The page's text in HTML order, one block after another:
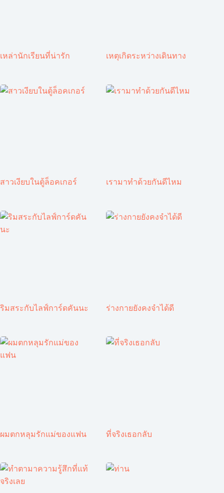
เหล่านักเรียนที่น่ารัก เหตุเกิดระหว่างเดินทาง
สาวเงียบในตู้ล็อคเกอร์ เรามาทำด้วยกันดีไหม
ริมสระกับไลฟ์การ์ดคันนะ ร่างกายยังคงจำได้ดี
ผมตกหลุมรักแม่ของแฟน ที่จริงเธอกลับ